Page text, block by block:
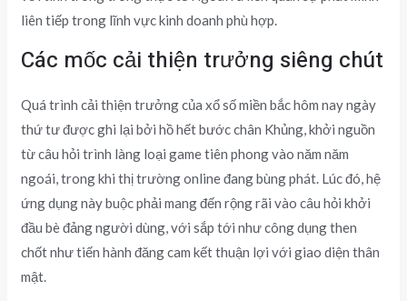
liên tiếp trong lĩnh vực kinh doanh phù hợp.
Các mốc cải thiện trưởng siêng chút
Quá trình cải thiện trưởng của xổ số miền bắc hôm nay ngày
thứ tư được ghi lại bởi hồ hết bước chân Khủng, khởi nguồn
từ câu hỏi trình làng loại game tiên phong vào năm năm
ngoái, trong khi thị trường online đang bùng phát. Lúc đó, hệ
ứng dụng này buộc phải mang đến rộng rãi vào câu hỏi khởi
đầu bè đảng người dùng, với sắp tới như công dụng then
chốt như tiến hành đăng cam kết thuận lợi với giao diện thân
mật.